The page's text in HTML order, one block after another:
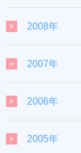
2008年
2007年
2006年
2005年